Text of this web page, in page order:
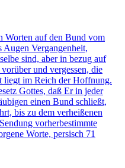
Worten auf den Bund vom
Augen Vergangenheit,
sind, aber in bezug auf
und vergessen, die
im Reich der Hoffnung.
Gottes, daß Er in jeder
einen Bund schließt,
bis zu dem verheißenen
vorherbestimmte
Worte, persisch 71